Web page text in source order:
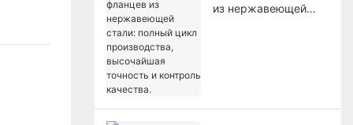
из нержавеющей